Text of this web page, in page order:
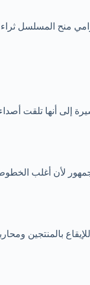
منح المسلسل
أنها تلقت أصداء
لأن أغلب
بالمنتجين